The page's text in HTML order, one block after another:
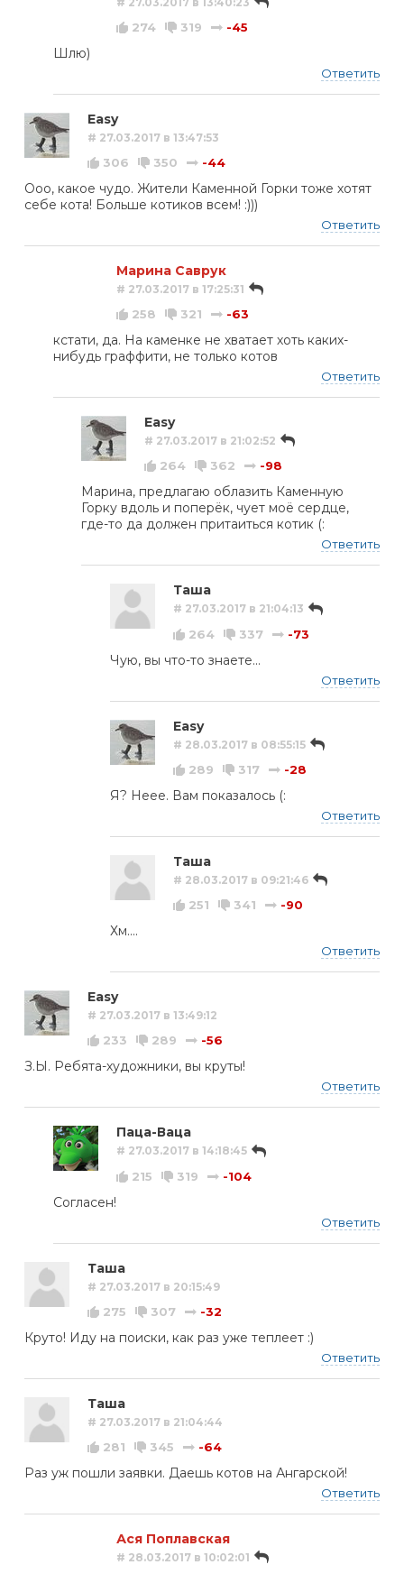
274 319 -45
Шлю)
Ответить
Easy
# 27.03.2017 в 13:47:53
306 350 -44
Ооо, какое чудо. Жители Каменной Горки тоже хотят
себе кота! Больше котиков всем! :)))
Ответить
Марина Саврук
# 27.03.2017 в 17:25:31
258 321 -63
кстати, да. На каменке не хватает хоть каких-
нибудь граффити, не только котов
Ответить
Easy
# 27.03.2017 в 21:02:52
264 362 -98
Марина, предлагаю облазить Каменную
Горку вдоль и поперёк, чует моё сердце,
где-то да должен притаиться котик (:
Ответить
Таша
# 27.03.2017 в 21:04:13
264 337 -73
Чую, вы что-то знаете...
Ответить
Easy
# 28.03.2017 в 08:55:15
289 317 -28
Я? Неее. Вам показалось (:
Ответить
Таша
# 28.03.2017 в 09:21:46
251 341 -90
Хм....
Ответить
Easy
# 27.03.2017 в 13:49:12
233 289 -56
З.Ы. Ребята-художники, вы круты!
Ответить
Паца-Ваца
# 27.03.2017 в 14:18:45
215 319 -104
Согласен!
Ответить
Таша
# 27.03.2017 в 20:15:49
275 307 -32
Круто! Иду на поиски, как раз уже теплеет :)
Ответить
Таша
# 27.03.2017 в 21:04:44
281 345 -64
Раз уж пошли заявки. Даешь котов на Ангарской!
Ответить
Ася Поплавская
# 28.03.2017 в 10:02:01